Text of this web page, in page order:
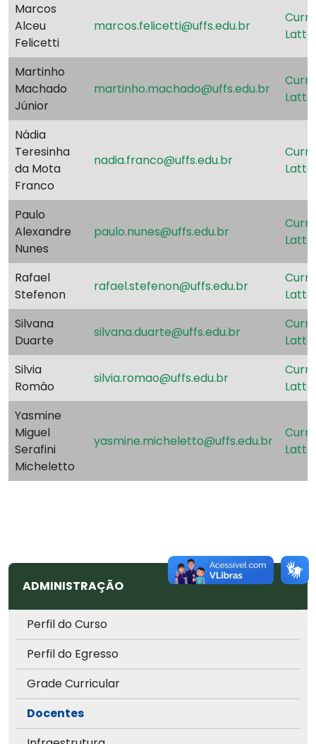
Marcos
Alceu
Felicetti
marcos.felicetti@uffs.edu.br
Martinho
Machado
Júnior
martinho.machado@uffs.edu.br
Nádia
Teresinha
da Mota
Franco
nadia.franco@uffs.edu.br
Paulo
Alexandre
Nunes
paulo.nunes@uffs.edu.br
Rafael
Stefenon
rafael.stefenon@uffs.edu.br
Silvana
Duarte
silvana.duarte@uffs.edu.br
Silvia
Româo
silvia.romao@uffs.edu.br
Yasmine
Miguel
Serafini
Micheletto
yasmine.micheletto@uffs.edu.br
ADMINISTRAÇÃO
Perfil do Curso
Perfil do Egresso
Grade Curricular
Docentes